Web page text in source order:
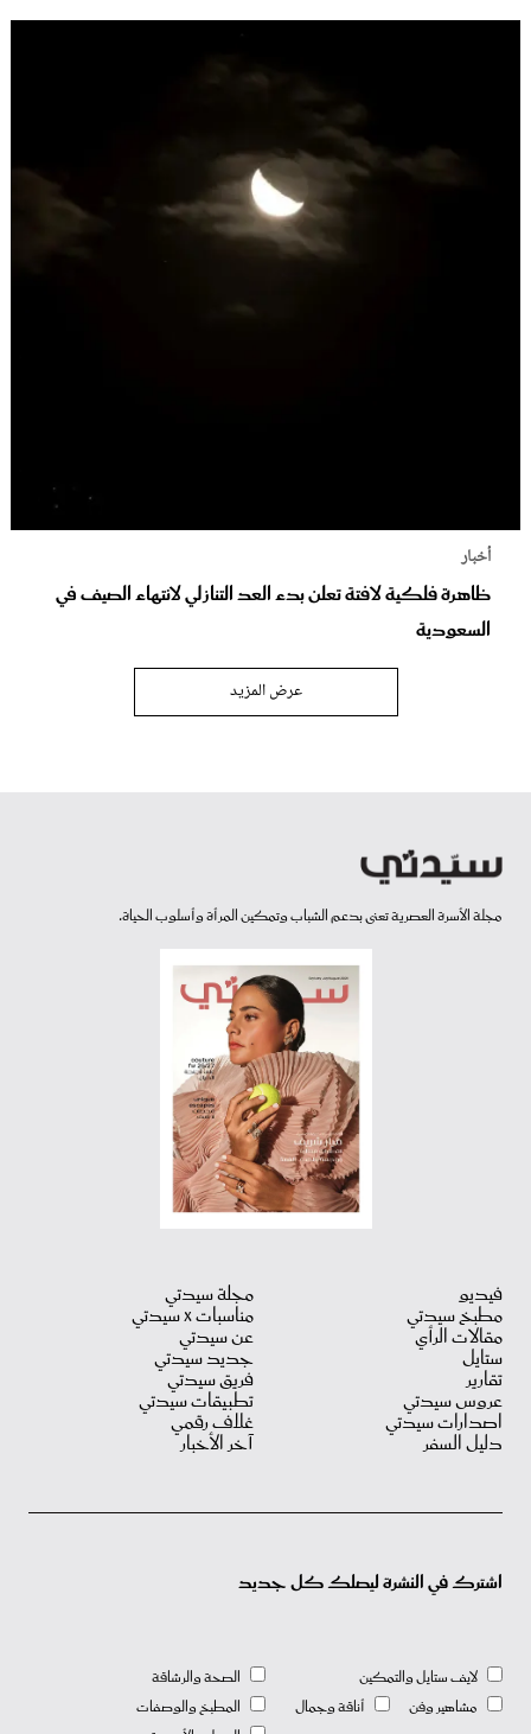
أخبار
ظاهرة فلكية لافتة تعلن بدء العد التنازلي لانتهاء الصيف في
السعودية
عرض المزيد
مجلة الأسرة العصرية تعنى بدعم الشباب وتمكين المرأة وأسلوب الحياة.
فيديو
مطبخ سيدتي
مقالات الرأي
ستايل
تقارير
عروس سيدتي
اصدارات سيدتي
دليل السفر
مجلة سيدتي
مناسبات X سيدتي
عن سيدتي
جديد سيدتي
فريق سيدتي
تطبيقات سيدتي
غلاف رقمي
آخر الأخبار
اشترك في النشرة ليصلك كل جديد
لايف ستايل والتمكين
مشاهير وفن
أناقة وجمال
الصحة والرشاقة
المطبخ والوصفات